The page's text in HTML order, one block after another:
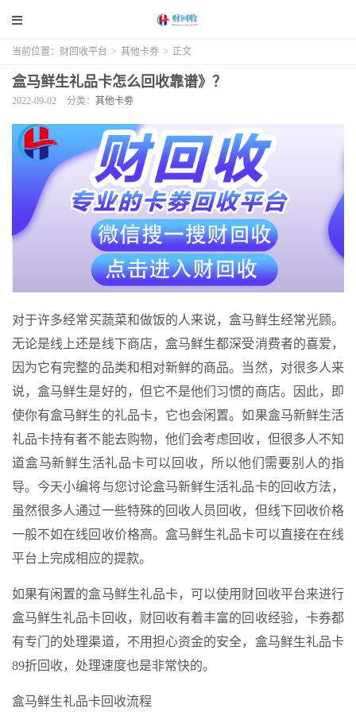
当前位置： 财回收平台 > 其他卡劵 > 正文
盒马鲜生礼品卡怎么回收靠谱》？
2022-09-02 分类： 其他卡劵
​​对于许多经常买蔬菜和做饭的人来说，盒马鲜生经常光顾。
无论是线上还是线下商店，盒马鲜生都深受消费者的喜爱，
因为它有完整的品类和相对新鲜的商品。当然，对很多人来
说，盒马鲜生是好的，但它不是他们习惯的商店。因此，即
使你有盒马鲜生的礼品卡，它也会闲置。如果盒马新鲜生活
礼品卡持有者不能去购物，他们会考虑回收，但很多人不知
道盒马新鲜生活礼品卡可以回收，所以他们需要别人的指
导。今天小编将与您讨论盒马新鲜生活礼品卡的回收方法，
虽然很多人通过一些特殊的回收人员回收，但线下回收价格
一般不如在线回收价格高。盒马鲜生礼品卡可以直接在在线
平台上完成相应的提款。
如果有闲置的盒马鲜生礼品卡，可以使用财回收平台来进行
盒马鲜生礼品卡回收，财回收有着丰富的回收经验，卡券都
有专门的处理渠道，不用担心资金的安全，盒马鲜生礼品卡
89折回收，处理速度也是非常快的。
盒马鲜生礼品卡回收流程